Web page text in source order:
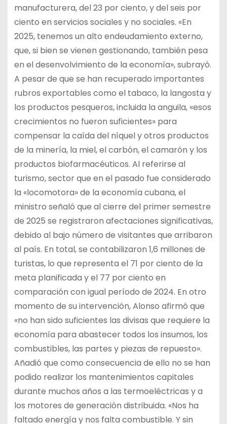
manufacturera, del 23 por ciento, y del seis por
ciento en servicios sociales y no sociales. «En
2025, tenemos un alto endeudamiento externo,
que, si bien se vienen gestionando, también pesa
en el desenvolvimiento de la economía», subrayó.
A pesar de que se han recuperado importantes
rubros exportables como el tabaco, la langosta y
los productos pesqueros, incluida la anguila, «esos
crecimientos no fueron suficientes» para
compensar la caída del níquel y otros productos
de la minería, la miel, el carbón, el camarón y los
productos biofarmacéuticos. Al referirse al
turismo, sector que en el pasado fue considerado
la «locomotora» de la economía cubana, el
ministro señaló que al cierre del primer semestre
de 2025 se registraron afectaciones significativas,
debido al bajo número de visitantes que arribaron
al país. En total, se contabilizaron 1,6 millones de
turistas, lo que representa el 71 por ciento de la
meta planificada y el 77 por ciento en
comparación con igual período de 2024. En otro
momento de su intervención, Alonso afirmó que
«no han sido suficientes las divisas que requiere la
economía para abastecer todos los insumos, los
combustibles, las partes y piezas de repuesto».
Añadió que como consecuencia de ello no se han
podido realizar los mantenimientos capitales
durante muchos años a las termoeléctricas y a
los motores de generación distribuida. «Nos ha
faltado energía y nos falta combustible. Y sin